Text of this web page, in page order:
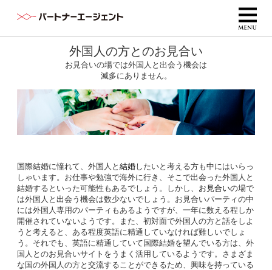
外国人の方とのお見合い
お見合いの場では外国人と出会う機会は
滅多にありません。
国際結婚に憧れて、外国人と 結婚したいと考える方も中にはいらっ
しゃいます。お仕事や勉強で海外に行き、そこで出会った外国人と
結婚するといった可能性もあるでしょう。しかし、 お見合いの場で
は外国人と出会う機会は数少ないでしょう。お見合いパーティの中
には外国人専用のパーティもあるようですが、一年に数える程しか
開催されていないようです。また、初対面で外国人の方と話をしよ
うと考えると、ある程度英語に精通していなければ難しいでしょ
う。それでも、英語に精通していて国際結婚を望んでいる方は、外
国人とのお見合いサイトをうまく活用しているようです。さまざま
な国の外国人の方と交流することができるため、興味を持っている